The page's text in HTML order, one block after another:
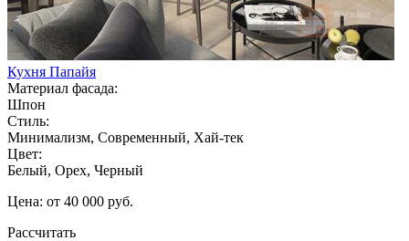
Кухня Папайя
Материал фасада:
Шпон
Стиль:
Минимализм, Современный, Хай-тек
Цвет:
Белый, Орех, Черный
Цена: от 40 000 руб.
Рассчитать